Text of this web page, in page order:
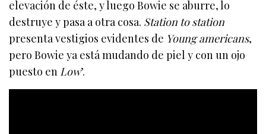
elevación de éste, y luego Bowie se aburre, lo
destruye y pasa a otra cosa. Station to station
presenta vestigios evidentes de Young americans,
pero Bowie ya está mudando de piel y con un ojo
puesto en Low’.